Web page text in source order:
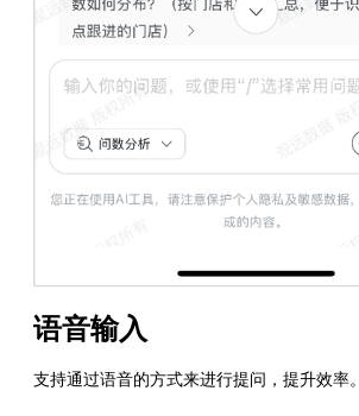
语音输入
支持通过语音的方式来进行提问，提升效率。